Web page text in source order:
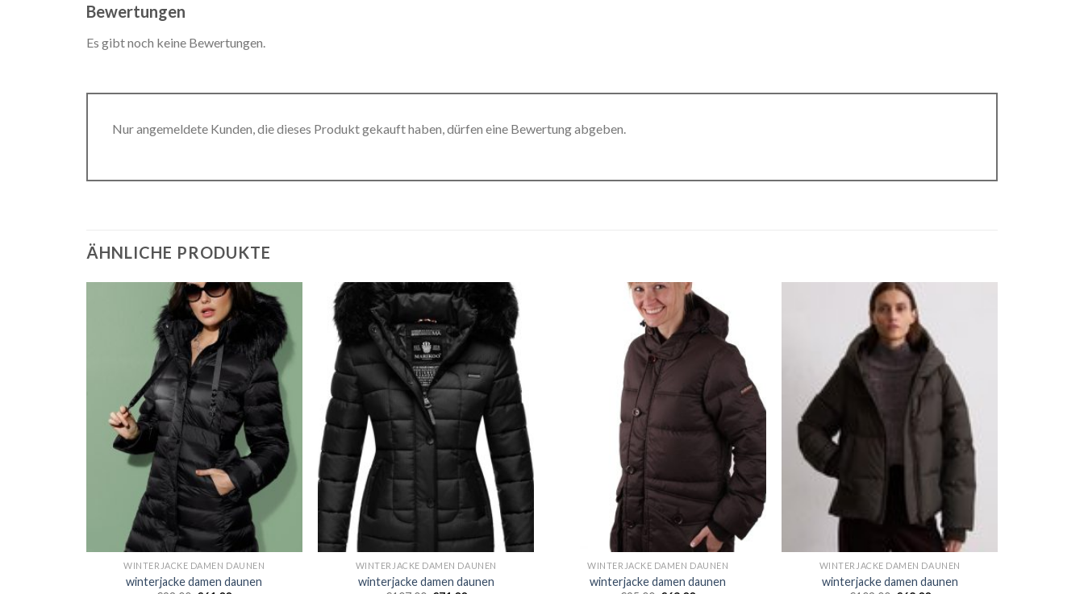
Bewertungen
Es gibt noch keine Bewertungen.
Nur angemeldete Kunden, die dieses Produkt gekauft haben, dürfen eine Bewertung abgeben.
ÄHNLICHE PRODUKTE
WINTERJACKE DAMEN DAUNEN
winterjacke damen daunen
WINTERJACKE DAMEN DAUNEN
winterjacke damen daunen
WINTERJACKE DAMEN DAUNEN
winterjacke damen daunen
WINTERJACKE DAMEN DAUNEN
winterjacke damen daunen